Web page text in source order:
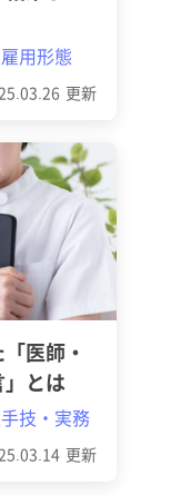
更新
用形態
更新
医師・
とは
技・実務